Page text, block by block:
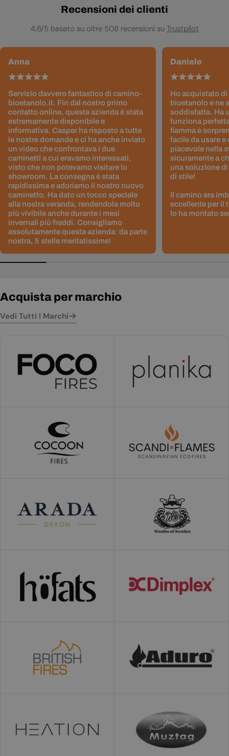
Recensioni dei clienti
4,6/5 basato su oltre 508 recensioni su Trustpilot
Anna
Servizio davvero fantastico di camino-
bioetanolo.it. Fin dal nostro primo
contatto online, questa azienda è stata
estremamente disponibile e
informativa. Casper ha risposto a tutte
le nostre domande e ci ha anche inviato
un video che confrontava i due
caminetti a cui eravamo interessati,
visto che non potevamo visitare lo
showroom. La consegna è stata
rapidissima e adoriamo il nostro nuovo
caminetto. Ha dato un tocco speciale
alla nostra veranda, rendendola molto
più vivibile anche durante i mesi
invernali più freddi. Consigliamo
assolutamente questa azienda: da parte
nostra, 5 stelle meritatissime!
Daniele
Ho acquistato di
bioetanolo e ne
soddisfatta. Ha
funziona
fiamma è
facile da usare e
piacevole nella
sicuramente a
una soluzione
di stile!
Il camino era
eccellente per il
lo ha montato
Acquista per marchio
Vedi Tutti I Marchi